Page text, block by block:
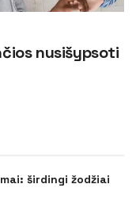
nusišypsoti
širdingi žodžiai